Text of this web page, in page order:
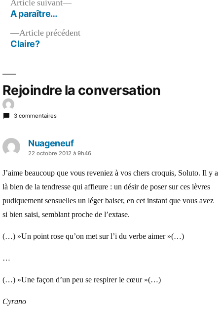
Navigation
de
l’article
Article précédentArticle
Claire?
Article suivant
A paraître…
Rejoindre la conversation
3 commentaires
Nuageneuf
a22 octobre 2012 à 9h46
J’aime beaucoup que vous reveniez à vos chers croquis, Soluto. Il y a
là bien de la tendresse qui affleure : un désir de poser sur ces lèvres
pudiquement sensuelles un léger baiser, en cet instant que vous avez
si bien saisi, semblant proche de l’extase.
(…) »Un point rose qu’on met sur l’i du verbe aimer »(…)
…
(…) »Une façon d’un peu se respirer le cœur »(…)
Cyrano